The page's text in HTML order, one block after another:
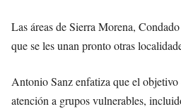
Las áreas de Sierra Morena,
que se les unan pronto otras
Antonio Sanz enfatiza que el objetivo
atención a grupos vulnerables,